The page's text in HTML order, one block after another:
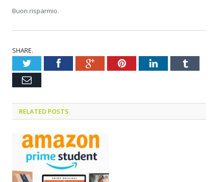
Buon risparmio.
SHARE.
TwitterFacebookGoogle+PinterestLinkedInTumblr
Email
RELATED POSTS